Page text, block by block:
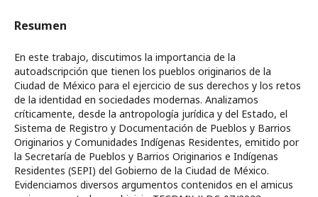
Resumen
En este trabajo, discutimos la importancia de la
autoadscripción que tienen los pueblos originarios de la
Ciudad de México para el ejercicio de sus derechos y los retos
de la identidad en sociedades modernas. Analizamos
críticamente, desde la antropología jurídica y del Estado, el
Sistema de Registro y Documentación de Pueblos y Barrios
Originarios y Comunidades Indígenas Residentes, emitido por
la Secretaría de Pueblos y Barrios Originarios e Indígenas
Residentes (SEPI) del Gobierno de la Ciudad de México.
Evidenciamos diversos argumentos contenidos en el amicus